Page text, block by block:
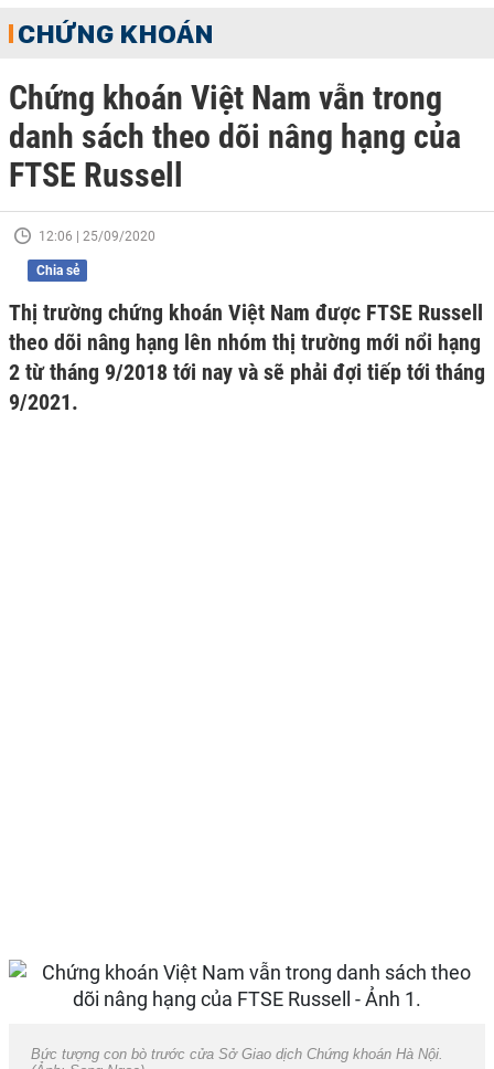
CHỨNG KHOÁN
Chứng khoán Việt Nam vẫn trong
danh sách theo dõi nâng hạng của
FTSE Russell
12:06 | 25/09/2020
Chia sẻ
Thị trường chứng khoán Việt Nam được FTSE Russell
theo dõi nâng hạng lên nhóm thị trường mới nổi hạng
2 từ tháng 9/2018 tới nay và sẽ phải đợi tiếp tới tháng
9/2021.
Bức tượng con bò trước cửa Sở Giao dịch Chứng khoán Hà Nội.